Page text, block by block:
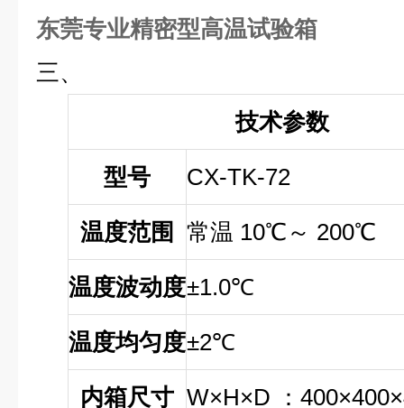
东莞专业精密型高温试验箱
三、
技术参数
型号 CX-TK-72
温度范围 常温 10℃～ 200℃
温度波动度±1.0℃
温度均匀度±2℃
内箱尺寸 W×H×D ：